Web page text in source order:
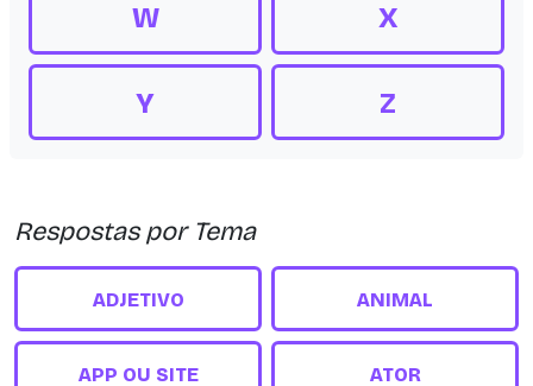
W X
Y Z
Respostas por Tema
ADJETIVO ANIMAL
APP OU SITE ATOR